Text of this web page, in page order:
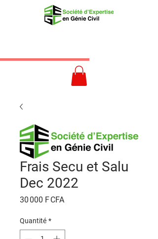
Frais Secu et Salu
Dec 2022
30 000 F CFAPrix
Quantité *